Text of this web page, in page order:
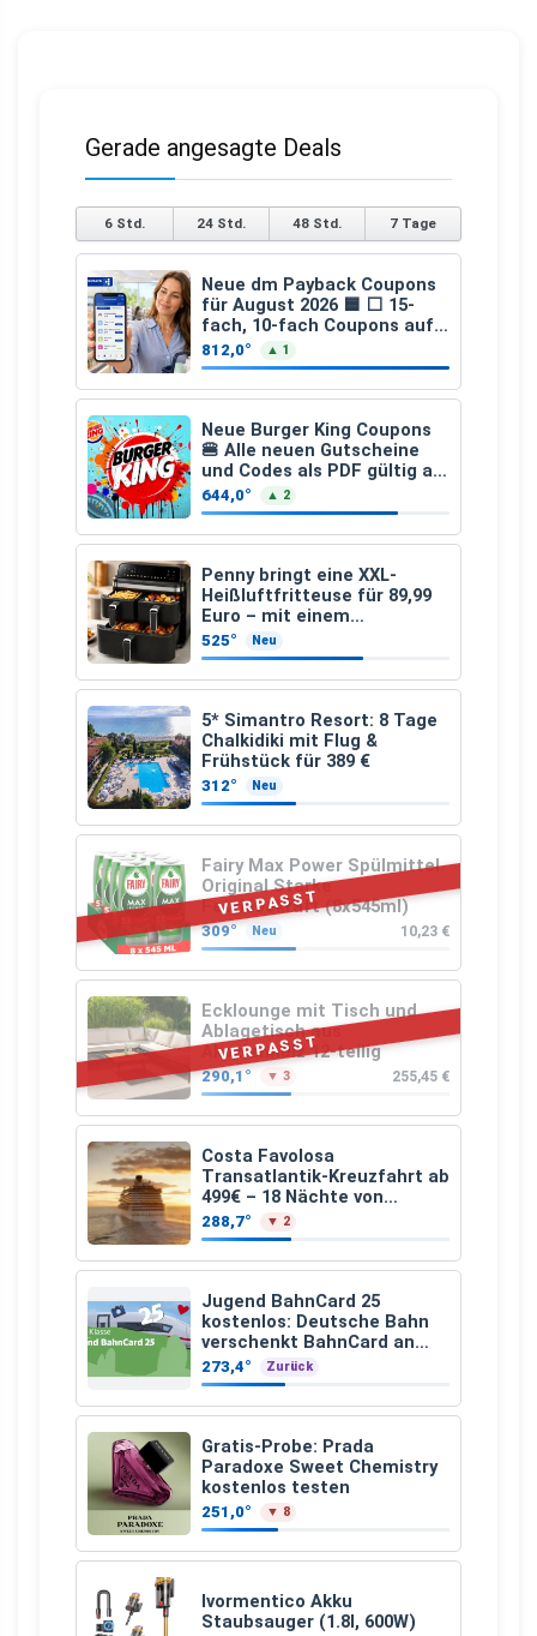
Gerade angesagte Deals
6 Std. 24 Std. 48 Std. 7 Tage
Neue dm Payback Coupons
für August 2026 🟦 ⬜ 15-
fach, 10-fach Coupons auf
den gesamten Einkauf ab 2
€
812,0° ▲ 1
Neue Burger King Coupons
🍔 Alle neuen Gutscheine
und Codes als PDF gültig ab
25.07.2026 bis 04.09.2026
644,0° ▲ 2
Penny bringt eine XXL-
Heißluftfritteuse für 89,99
Euro – mit einem
besonderen Vorteil
525° Neu
5* Simantro Resort: 8 Tage
Chalkidiki mit Flug &
Frühstück für 389 €
312° Neu
VERPASST
Fairy Max Power Spülmittel
Original Starke
Fettlösekraft (8x545ml)
309° Neu 10,23 €
VERPASST
Ecklounge mit Tisch und
Ablagetisch aus
Akazienholz 12-teilig
290,1° ▼ 3 255,45 €
Costa Favolosa
Transatlantik-Kreuzfahrt ab
499€ – 18 Nächte von
Hamburg nach Guadeloupe
288,7° ▼ 2
Jugend BahnCard 25
kostenlos: Deutsche Bahn
verschenkt BahnCard an
Kinder und Jugendliche
273,4° Zurück
Gratis-Probe: Prada
Paradoxe Sweet Chemistry
kostenlos testen
251,0° ▼ 8
Ivormentico Akku
Staubsauger (1.8l, 600W)